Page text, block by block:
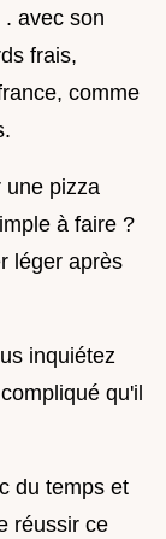
avec son
frais,
comme
une pizza
à faire ?
léger après
inquiétez
qu'il
du temps et
réussir ce